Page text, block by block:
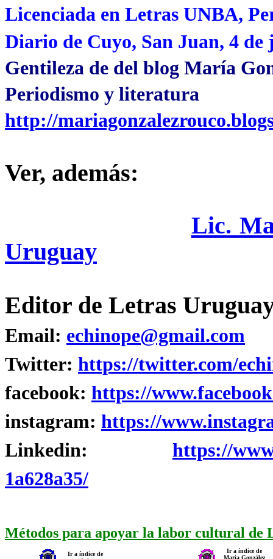
Licenciada en Letras UNBA,
Diario de Cuyo, San Juan, 4 de
Gentileza de del blog María
Periodismo y literatura
http://
Ver, además:
Lic.
Uruguay
Editor de Letras
Email: echinope@gmail.com
Twitter: https://twitter.com/
facebook: https://
instagram: https://
Linkedin: https://
1a628a35/
Métodos para apoyar la labor cultural de
Ir a índice de
Ir a índice de
María González